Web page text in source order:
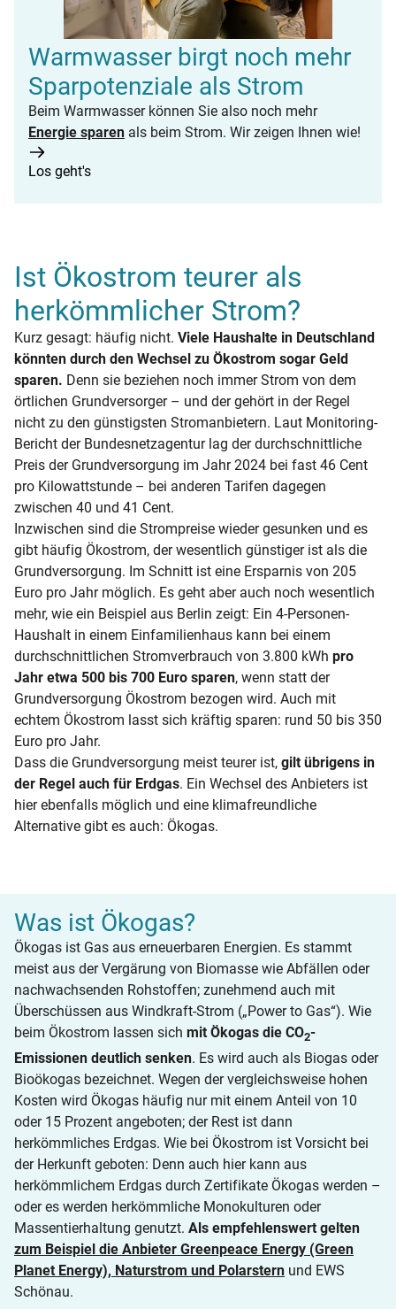
Warmwasser birgt noch mehr
Sparpotenziale als Strom
Beim Warmwasser können Sie also noch mehr
Energie sparen als beim Strom. Wir zeigen Ihnen wie!
Los geht's
Ist Ökostrom teurer als
herkömmlicher Strom?
Kurz gesagt: häufig nicht. Viele Haushalte in Deutschland
könnten durch den Wechsel zu Ökostrom sogar Geld
sparen. Denn sie beziehen noch immer Strom von dem
örtlichen Grundversorger – und der gehört in der Regel
nicht zu den günstigsten Stromanbietern. Laut Monitoring-
Bericht der Bundesnetzagentur lag der durchschnittliche
Preis der Grundversorgung im Jahr 2024 bei fast 46 Cent
pro Kilowattstunde – bei anderen Tarifen dagegen
zwischen 40 und 41 Cent.
Inzwischen sind die Strompreise wieder gesunken und es
gibt häufig Ökostrom, der wesentlich günstiger ist als die
Grundversorgung. Im Schnitt ist eine Ersparnis von 205
Euro pro Jahr möglich. Es geht aber auch noch wesentlich
mehr, wie ein Beispiel aus Berlin zeigt: Ein 4-Personen-
Haushalt in einem Einfamilienhaus kann bei einem
durchschnittlichen Stromverbrauch von 3.800 kWh pro
Jahr etwa 500 bis 700 Euro sparen, wenn statt der
Grundversorgung Ökostrom bezogen wird. Auch mit
echtem Ökostrom lasst sich kräftig sparen: rund 50 bis 350
Euro pro Jahr.
Dass die Grundversorgung meist teurer ist, gilt übrigens in
der Regel auch für Erdgas. Ein Wechsel des Anbieters ist
hier ebenfalls möglich und eine klimafreundliche
Alternative gibt es auch: Ökogas.
Was ist Ökogas?
Ökogas ist Gas aus erneuerbaren Energien. Es stammt
meist aus der Vergärung von Biomasse wie Abfällen oder
nachwachsenden Rohstoffen; zunehmend auch mit
Überschüssen aus Windkraft-Strom („Power to Gas“). Wie
beim Ökostrom lassen sich mit Ökogas die CO2-
Emissionen deutlich senken. Es wird auch als Biogas oder
Bioökogas bezeichnet. Wegen der vergleichsweise hohen
Kosten wird Ökogas häufig nur mit einem Anteil von 10
oder 15 Prozent angeboten; der Rest ist dann
herkömmliches Erdgas. Wie bei Ökostrom ist Vorsicht bei
der Herkunft geboten: Denn auch hier kann aus
herkömmlichem Erdgas durch Zertifikate Ökogas werden –
oder es werden herkömmliche Monokulturen oder
Massentierhaltung genutzt. Als empfehlenswert gelten
zum Beispiel die Anbieter Greenpeace Energy (Green
Planet Energy), Naturstrom und Polarstern und EWS
Schönau.